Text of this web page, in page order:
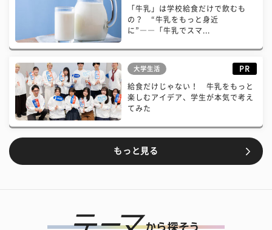
「牛乳」は学校給食だけで飲むも
の？ “牛乳をもっと身近
に”――「牛乳でスマ...
大学生活 PR
給食だけじゃない！ 牛乳をもっと
楽しむアイデア、学生が本気で考え
てみた
もっと見る